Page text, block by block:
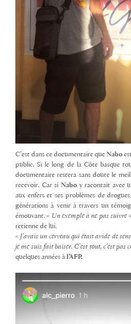
C’est dans ce documentaire que Nabo
public. Si le long de la Côte basque
documentaire restera sans doute le
recevoir. Car si Naboy racontait avec
aux enfers et ses problèmes de
générations à venir à travers un
émouvant. « Un exemple à ne pas suivre
retienne de lui.
« J’avais un cerveau qui était avide de
je me suis fait baiser. C’est tout, c’est pas
quelques années à l’AFP.